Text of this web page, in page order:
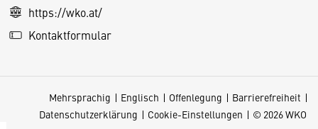
https://wko.at/
Kontaktformular
Mehrsprachig Englisch Offenlegung
Barrierefreiheit
Datenschutzerklärung
Cookie-Einstellungen © 2026 WKO
S
e